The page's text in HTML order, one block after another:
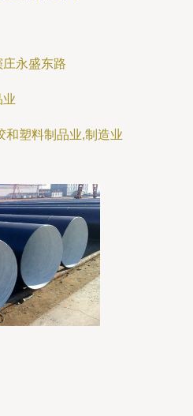
永盛东路
业
和塑料制品业,制造业